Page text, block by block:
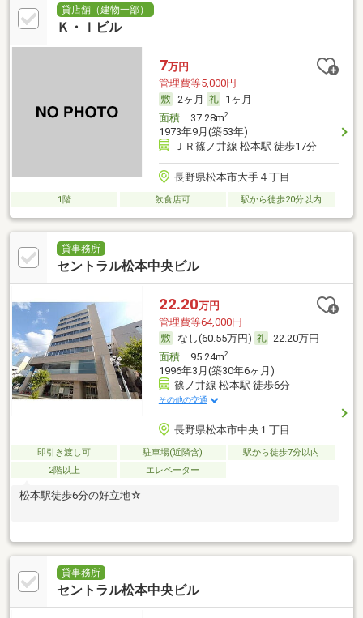
貸店舗（建物一部）
Ｋ・Ｉビル
7万円
管理費等5,000円
2ヶ月
1ヶ月
面積37.28m2
1973年9月(築53年)
ＪＲ篠ノ井線 松本駅 徒歩17分
長野県松本市大手４丁目
1階 飲食店可 駅から徒歩20分以内
貸事務所
セントラル松本中央ビル
22.20万円
管理費等64,000円
なし(60.55万円)
22.20万円
面積95.24m2
1996年3月(築30年6ヶ月)
篠ノ井線 松本駅 徒歩6分
その他の交通
長野県松本市中央１丁目
即引き渡し可 駐車場(近隣含)
駅から徒歩7分以内
2階以上
エレベーター
松本駅徒歩6分の好立地☆
貸事務所
セントラル松本中央ビル